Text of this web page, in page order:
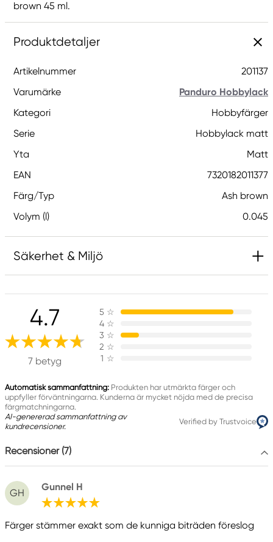
brown 45 ml.
Produktdetaljer
Artikelnummer
201137
Varumärke
Panduro Hobbylack
Kategori
Hobbyfärger
Serie
Hobbylack matt
Yta
Matt
EAN
7320182011377
Färg/Typ
Ash brown
Volym (l)
0.045
Säkerhet & Miljö
Innehåller 5-klor-2-metyl-2H-isotiazol-3-one
och 2-metyl-2H-isotiazol-3-one (3:1) och 1,2-
benzisotiazol-3(2H)-on (biocid). Kan orsaka en
allergisk reaktion.
Panduro Hobbylack
Panduro
205 14 Malmö, Sweden
+46 (04) 22 30 70
4.7
7 betyg
5 ☆
4 ☆
3 ☆
2 ☆
1 ☆
Automatisk sammanfattning: Produkten har utmärkta färger och
uppfyller förväntningarna. Kunderna är mycket nöjda med de precisa
färgmatchningarna.
AI-genererad sammanfattning av
kundrecensioner.
Verified by Trustvoice
Recensioner (7)
GH
Gunnel H
Färger stämmer exakt som de kunniga biträden föreslog